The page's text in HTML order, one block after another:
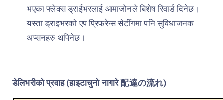
भएका फ्लेक्स ड्राईभरलाई आमाजोनले बिशेष रिवार्ड दिनेछ।
यस्ता ड्राइभरको एप प्रिफरेन्स सेटींगमा पनि सुविधाजनक
अप्सनहरु थपिनेछ।
डेलिभरीको प्रवाह (हाइटाचुनो नागारे配達の流れ)